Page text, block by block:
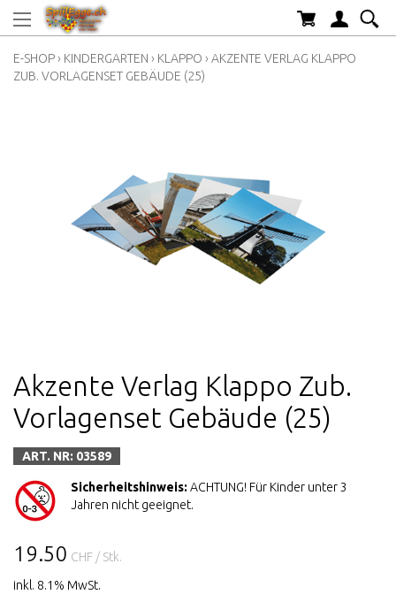
E-SHOP › KINDERGARTEN › KLAPPO › AKZENTE VERLAG KLAPPO
ZUB. VORLAGENSET GEBÄUDE (25)
Akzente Verlag Klappo Zub.
Vorlagenset Gebäude (25)
ART. NR: 03589
Sicherheitshinweis: ACHTUNG! Für Kinder unter 3
Jahren nicht geeignet.
19.50 CHF / Stk.
inkl. 8.1% MwSt.